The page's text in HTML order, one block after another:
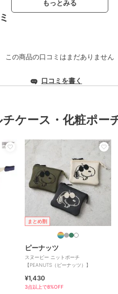
もっとみる
この商品の口コミはまだありません
口コミを書く
ケース・化粧ポー
まとめ割
ピーナッツ
スヌーピー ニットポーチ
【PEANUTS（ピーナッツ）】
¥1,430
3点以上で8%OFF